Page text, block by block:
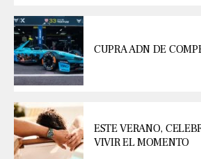
CUPRA ADN DE
ESTE VERANO,
VIVIR EL MOMENTO